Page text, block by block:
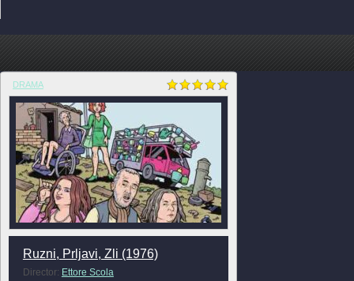
DRAMA
Ruzni, Prljavi, Zli (1976)
Director: Ettore Scola